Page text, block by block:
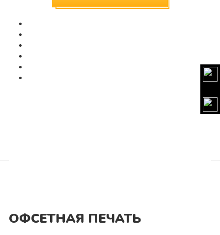
ОФСЕТНАЯ ПЕЧАТЬ